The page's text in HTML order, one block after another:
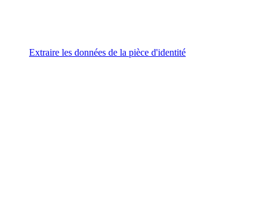
Extraire les données de la pièce d'identité